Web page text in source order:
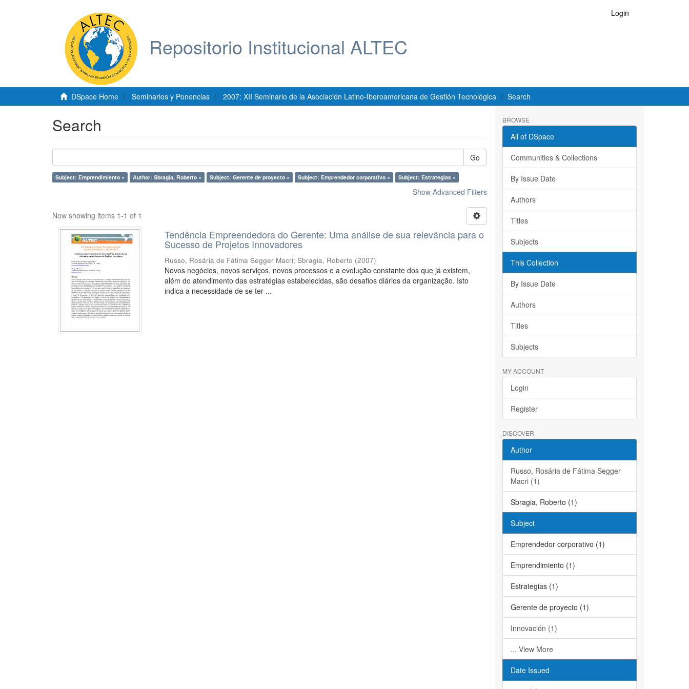
Repositorio Institucional ALTEC
Login
DSpace Home Seminarios y Ponencias 2007: XII Seminario de la Asociación Latino-Iberoamericana de Gestión Tecnológica Search
Search
Go
Subject: Emprendimiento × Author: Sbragia, Roberto × Subject: Gerente de proyecto × Subject: Emprendedor corporativo × Subject: Estrategias ×
Show Advanced Filters
Now showing items 1-1 of 1
Tendência Empreendedora do Gerente: Uma análise de sua relevância para o
Sucesso de Projetos Innovadores
Russo, Rosária de Fátima Segger Macri;Sbragia, Roberto (2007)
Novos negócios, novos serviços, novos processos e a evolução constante dos que já existem,
além do atendimento das estratégias estabelecidas, são desafios diários da organização. Isto
indica a necessidade de se ter ...
BROWSE
All of DSpace
Communities & Collections
By Issue Date
Authors
Titles
Subjects
This Collection
By Issue Date
Authors
Titles
Subjects
MY ACCOUNT
Login
Register
DISCOVER
Author
Russo, Rosária de Fátima Segger
Macri (1)
Sbragia, Roberto (1)
Subject
Emprendedor corporativo (1)
Emprendimiento (1)
Estrategias (1)
Gerente de proyecto (1)
Innovación (1)
... View More
Date Issued